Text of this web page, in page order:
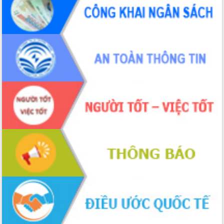
món ăn từ sầu riêng
Đắk Lắk công bố Quy hoạch và xúc
tiến đầu tư tỉnh
Ngành cá ngừ Đắk Lắk chủ động thích
ứng để giữ vững thị trường xuất khẩu
Diễn đàn Kinh tế tư nhân Việt Nam đột
phá cơ chế - Hợp tác công tư
Đề án 06 tạo bước ngoặt đột phá trong
cải cách hành chính tỉnh Đắk Lắk
Kết nối tour, đẩy mạnh chuyển đổi số
để phát triển du lịch Đắk Lắk
Khởi động Dự án Đầu tư xây dựng hạ
tầng kỹ thuật Cụm công nghiệp Tân
Tiến
Gặp mặt các cơ quan báo chí nhân Kỷ
niệm 101 năm Ngày Báo chí Cách
mạng Việt Nam
Đắk Lắk sơ kết 4 năm triển khai thực
hiện Đề án 06 của Chính phủ
Họp báo thông tin về Hội nghị Công bố